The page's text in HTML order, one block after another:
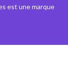
est une marque